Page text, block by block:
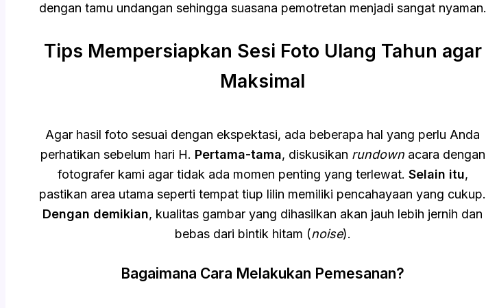
dengan tamu undangan sehingga suasana pemotretan menjadi sangat nyaman.
Tips Mempersiapkan Sesi Foto Ulang Tahun agar
Maksimal
Agar hasil foto sesuai dengan ekspektasi, ada beberapa hal yang perlu Anda
perhatikan sebelum hari H. Pertama-tama, diskusikan rundownacara dengan
fotografer kami agar tidak ada momen penting yang terlewat. Selain itu,
pastikan area utama seperti tempat tiup lilin memiliki pencahayaan yang cukup.
Dengan demikian, kualitas gambar yang dihasilkan akan jauh lebih jernih dan
bebas dari bintik hitam (noise).
Bagaimana Cara Melakukan Pemesanan?